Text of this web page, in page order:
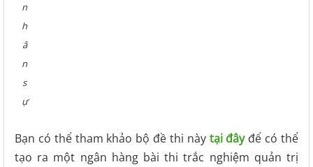
n
h
â
n
s
ự
Bạn có thể tham khảo bộ đề thi này tại đâyđể có thể
tạo ra một ngân hàng bài thi trắc nghiệm quản trị